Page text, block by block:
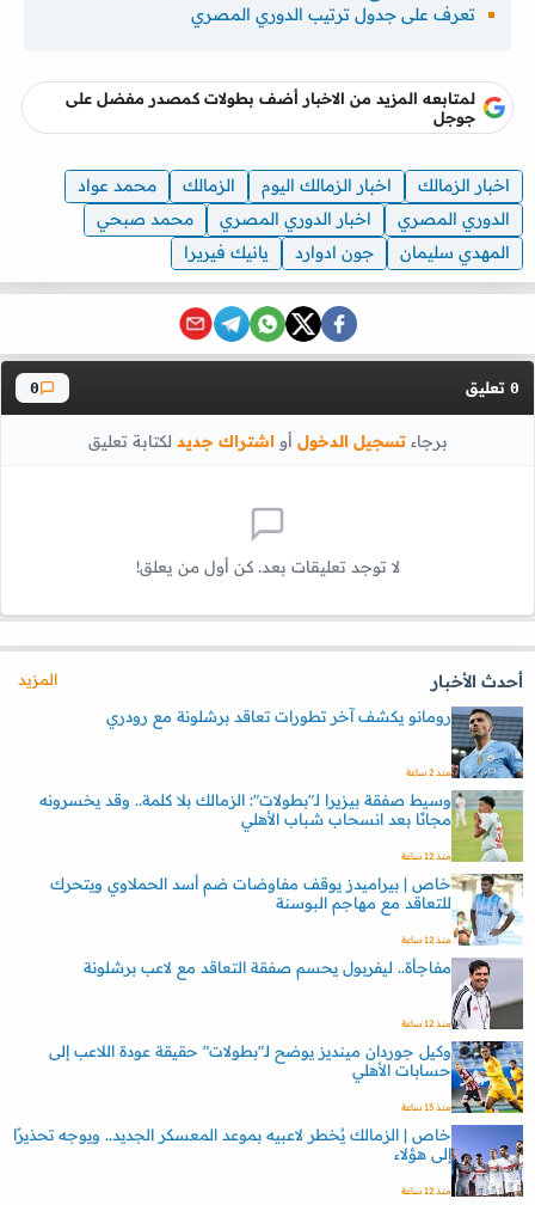
تعرف على جدول ترتيب الدوري المصري
لمتابعه المزيد من الاخبار أضف بطولات كمصدر مفضل على
جوجل
اخبار الزمالك اخبار الزمالك اليوم الزمالك
محمد عواد
الدوري المصري
اخبار الدوري المصري
محمد صبحي
المهدي سليمان
جون ادوارد يانيك فيريرا
0 تعليق 0
برجاءتسجيل الدخول أواشتراك جديد لكتابة تعليق
لا توجد تعليقات بعد. كن أول من يعلق!
أحدث الأخبار
المزيد
رومانو يكشف آخر تطورات تعاقد برشلونة مع رودري
منذ 2 ساعة
وسيط صفقة بيزيرا لـ"بطولات": الزمالك بلا كلمة.. وقد يخسرونه
مجانًا بعد انسحاب شباب الأهلي
منذ 12 ساعة
خاص | بيراميدز يوقف مفاوضات ضم أسد الحملاوي ويتحرك
للتعاقد مع مهاجم البوسنة
منذ 12 ساعة
مفاجأة.. ليفربول يحسم صفقة التعاقد مع لاعب برشلونة
منذ 12 ساعة
وكيل جوردان مينديز يوضح لـ"بطولات" حقيقة عودة اللاعب إلى
حسابات الأهلي
منذ 13 ساعة
خاص | الزمالك يُخطر لاعبيه بموعد المعسكر الجديد.. ويوجه تحذيرًا
إلى هؤلاء
منذ 12 ساعة